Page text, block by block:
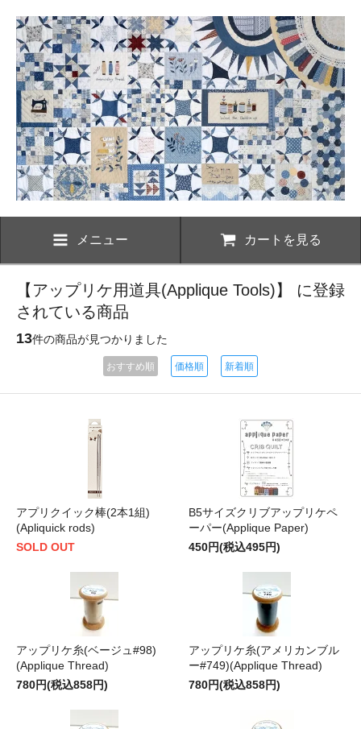
メニュー カートを見る
【アップリケ用道具(Applique Tools)】 に登録
されている商品
13件の商品が見つかりました
おすすめ順 価格順 新着順
アプリクイック棒(2本1組)
(Apliquick rods)
SOLD OUT
B5サイズクリブアップリケペ
ーパー(Applique Paper)
450円(税込495円)
アップリケ糸(ベージュ#98)
(Applique Thread)
780円(税込858円)
アップリケ糸(アメリカンブル
ー#749)(Applique Thread)
780円(税込858円)